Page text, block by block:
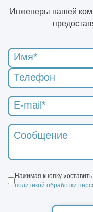
Инженеры нашей
Нажимая кнопку
политикой обработки